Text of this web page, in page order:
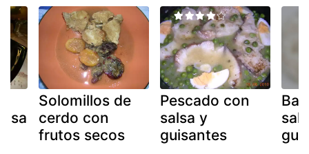
Solomillos de
cerdo con
frutos secos
Pescado con
salsa y
guisantes